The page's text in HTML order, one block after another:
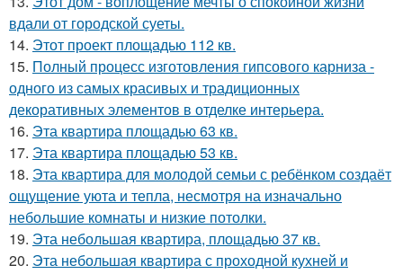
вдали от городской суеты.
14. Этот проект площадью 112 кв.
15. Полный процесс изготовления гипсового карниза -
одного из самых красивых и традиционных
декоративных элементов в отделке интерьера.
16. Эта квартира площадью 63 кв.
17. Эта квартира площадью 53 кв.
18. Эта квартира для молодой семьи с ребёнком создаёт
ощущение уюта и тепла, несмотря на изначально
небольшие комнаты и низкие потолки.
19. Эта небольшая квартира, площадью 37 кв.
20. Эта небольшая квартира с проходной кухней и